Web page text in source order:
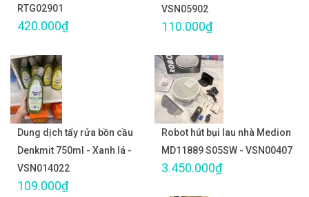
RTG02901
420.000₫
VSN05902
110.000₫
Dung dịch tẩy rửa bồn cầu
Denkmit 750ml - Xanh lá -
VSN014022
109.000₫
Robot hút bụi lau nhà Medion
MD11889 S05SW - VSN00407
3.450.000₫